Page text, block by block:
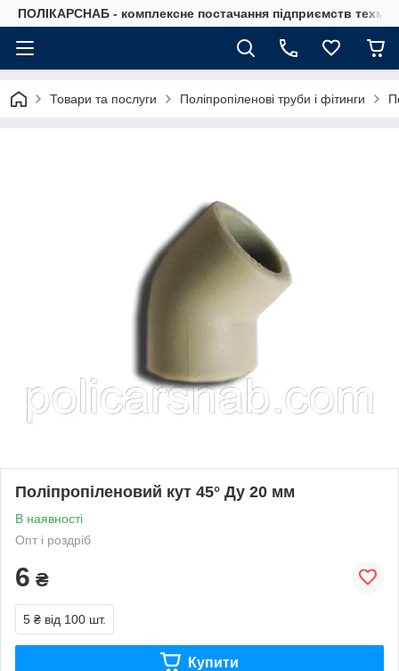
ПОЛІКАРСНАБ - комплексне постачання підприємств
Товари та послуги Поліпропіленові труби і фітинги
Поліпропіленовий кут 45° Ду 20 мм
В наявності
Опт і роздріб
6 ₴
5 ₴ від 100 шт.
Купити